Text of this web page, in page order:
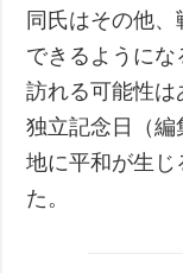
同氏はその他
できるように
訪れる可能性
独立記念日（
地に平和が生
た。